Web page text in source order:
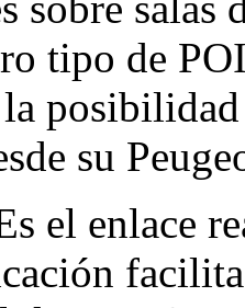
tipo de
su
el enlace